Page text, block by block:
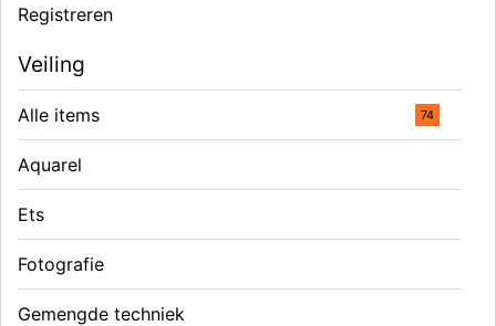
Registreren
Veiling
Alle items 74
Aquarel
Ets
Fotografie
Gemengde techniek